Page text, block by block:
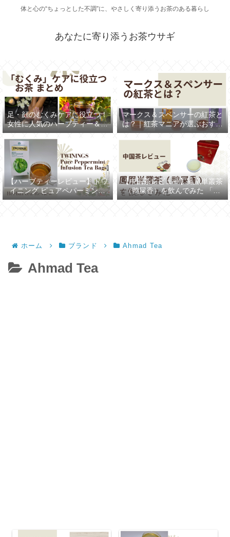
体と心の“ちょっとした不調”に、やさしく寄り添うお茶のある暮らし
あなたに寄り添うお茶ウサギ
足・顔のむくみケアに役立つ！
女性に人気のハーブティー＆健
康茶まとめ
マークス＆スペンサーの紅茶と
は？｜紅茶マニアが選ぶおすす
めTOP5
【ハーブティーレビュー】トワ
イニング ピュアペパーミント
ティーを飲んでみた
【中国茶レビュー】鳳凰単叢茶
（鸭屎香）を飲んでみた 「ア
ヒルの糞の香り」のお茶とは⁉
ホーム ブランド Ahmad Tea
Ahmad Tea